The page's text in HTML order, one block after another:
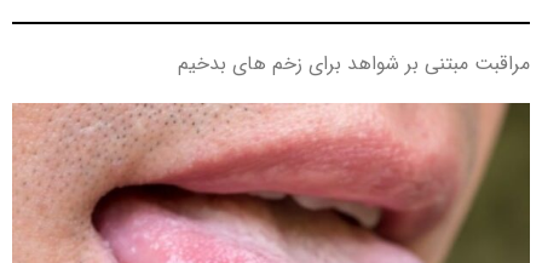
مراقبت مبتنی بر شواهد برای زخم های بدخیم